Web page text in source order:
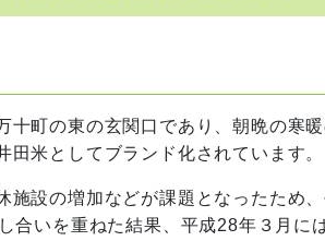
町の東の玄関口であり、朝晩の寒
米としてブランド化されています。
設の増加などが課題となったため
合いを重ねた結果、平成28年３月に